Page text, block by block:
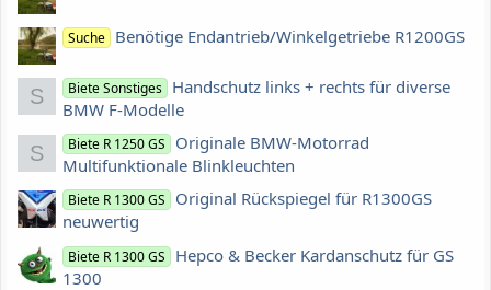
Suche Benötige Endantrieb/Winkelgetriebe R1200GS
S Biete Sonstiges Handschutz links + rechts für diverse
BMW F-Modelle
S Biete R 1250 GS
Originale BMW-Motorrad
Multifunktionale Blinkleuchten
Biete R 1300 GS
Original Rückspiegel für R1300GS
neuwertig
Biete R 1300 GS
Hepco & Becker Kardanschutz für GS
1300